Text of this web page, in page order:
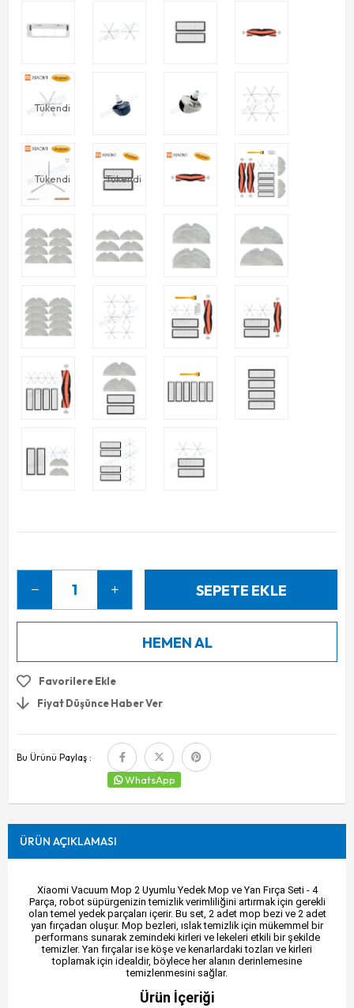
Tükendi
Tükendi Tükendi
Favorilere Ekle
Fiyat Düşünce Haber Ver
Bu Ürünü Paylaş :
WhatsApp
ÜRÜN AÇIKLAMASI
Xiaomi Vacuum Mop 2 Uyumlu Yedek Mop ve Yan Fırça Seti - 4
Parça, robot süpürgenizin temizlik verimliliğini artırmak için gerekli
olan temel yedek parçaları içerir. Bu set, 2 adet mop bezi ve 2 adet
yan fırçadan oluşur. Mop bezleri, ıslak temizlik için mükemmel bir
performans sunarak zemindeki kirleri ve lekeleri etkili bir şekilde
temizler. Yan fırçalar ise köşe ve kenarlardaki tozları ve kirleri
toplamak için idealdir, böylece her alanın derinlemesine
temizlenmesini sağlar.
Ürün İçeriği